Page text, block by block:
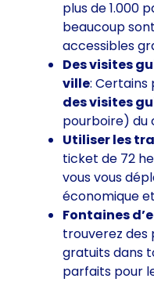
plus de 1.000
beaucoup
accessibles
Des visites
ville:
des visites
pourboire) du
Utiliser les
ticket de 72
vous vous
économique
Fontaines
trouverez des
gratuits dans
parfaits pour